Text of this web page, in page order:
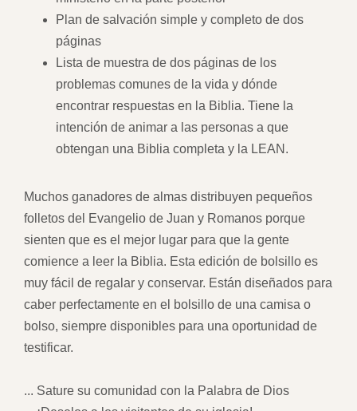
Plan de salvación simple y completo de dos
páginas
Lista de muestra de dos páginas de los
problemas comunes de la vida y dónde
encontrar respuestas en la Biblia. Tiene la
intención de animar a las personas a que
obtengan una Biblia completa y la LEAN.
Muchos ganadores de almas distribuyen pequeños
folletos del Evangelio de Juan y Romanos porque
sienten que es el mejor lugar para que la gente
comience a leer la Biblia. Esta edición de bolsillo es
muy fácil de regalar y conservar. Están diseñados para
caber perfectamente en el bolsillo de una camisa o
bolso, siempre disponibles para una oportunidad de
testificar.
... Sature su comunidad con la Palabra de Dios